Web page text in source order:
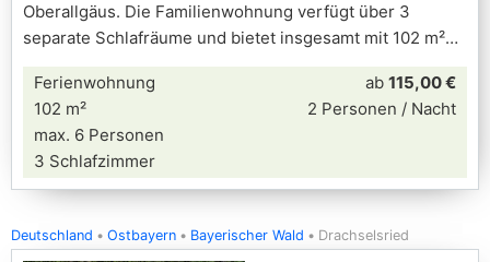
Oberallgäus. Die Familienwohnung verfügt über 3
separate Schlafräume und bietet insgesamt mit 102 m²
Ferienwohnung
102 m²
max. 6 Personen
3 Schlafzimmer
ab 115,00 €
2 Personen / Nacht
Deutschland Ostbayern Bayerischer Wald Drachselsried